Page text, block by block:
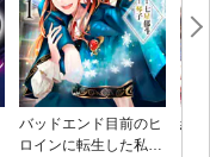
バッドエンド目前のヒ
ロインに転生した私、
結